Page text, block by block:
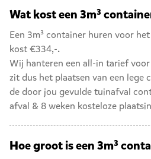
Wat kost een 3m³
Een 3m³ container huren voor
kost €334,-.
Wij hanteren een all-in tarief
zit dus het plaatsen van een lege
de door jou gevulde tuinafval
afval & 8 weken kosteloze
Hoe groot is een 3m³